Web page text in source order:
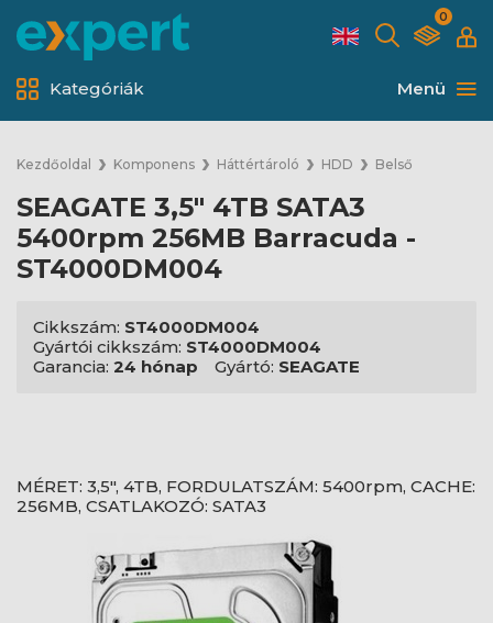
0
Menü
Kategóriák
Kezdőoldal Komponens Háttértároló HDD Belső
SEAGATE 3,5" 4TB SATA3
5400rpm 256MB Barracuda -
ST4000DM004
Cikkszám: ST4000DM004
Gyártói cikkszám: ST4000DM004
Garancia: 24 hónap Gyártó: SEAGATE
MÉRET: 3,5", 4TB, FORDULATSZÁM: 5400rpm, CACHE:
256MB, CSATLAKOZÓ: SATA3